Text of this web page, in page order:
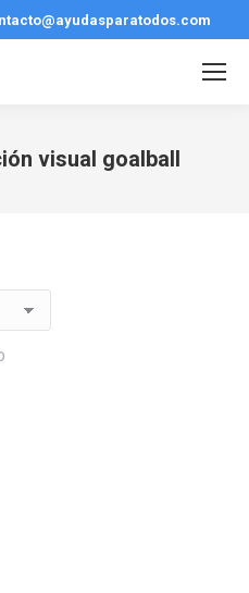
visual goalball